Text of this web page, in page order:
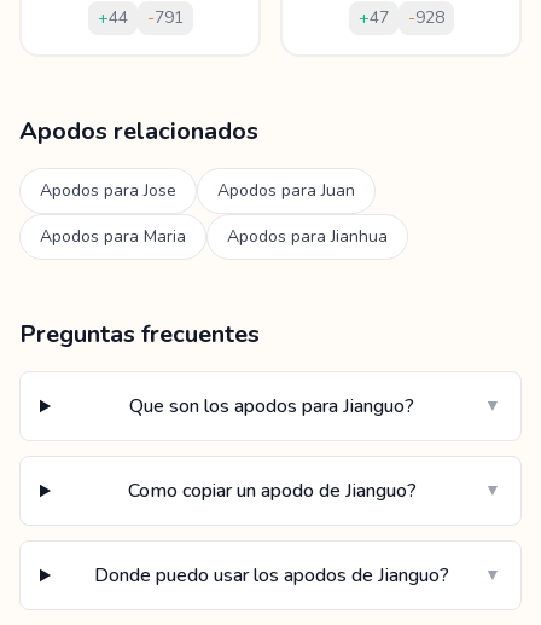
+44 -791 +47 -928
Apodos relacionados
Apodos paraJose Apodos paraJuan
Apodos para Maria Apodos paraJianhua
Preguntas frecuentes
Que son los apodos para Jianguo? ▼
Como copiar un apodo de Jianguo? ▼
Donde puedo usar los apodos de Jianguo? ▼